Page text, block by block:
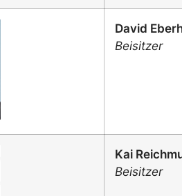
David
Beisitzer
Kai
Beisitzer